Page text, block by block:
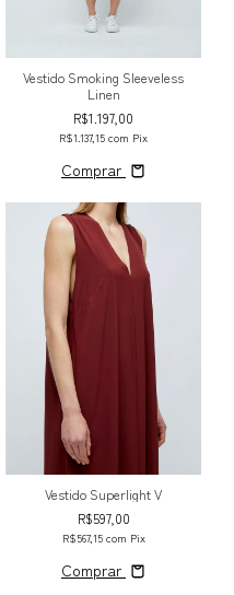
Vestido Smoking Sleeveless
Linen
R$1.197,00
R$1.137,15 com Pix
Comprar
Vestido Superlight V
R$597,00
R$567,15 com Pix
Comprar